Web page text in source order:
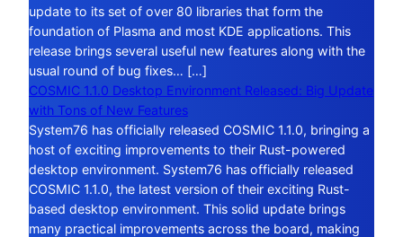
update to its set of over 80 libraries that form the
foundation of Plasma and most KDE applications. This
release brings several useful new features along with the
usual round of bug fixes… […]
COSMIC 1.1.0 Desktop Environment Released: Big Update
with Tons of New Features
System76 has officially released COSMIC 1.1.0, bringing a
host of exciting improvements to their Rust-powered
desktop environment. System76 has officially released
COSMIC 1.1.0, the latest version of their exciting Rust-
based desktop environment. This solid update brings
many practical improvements across the board, making